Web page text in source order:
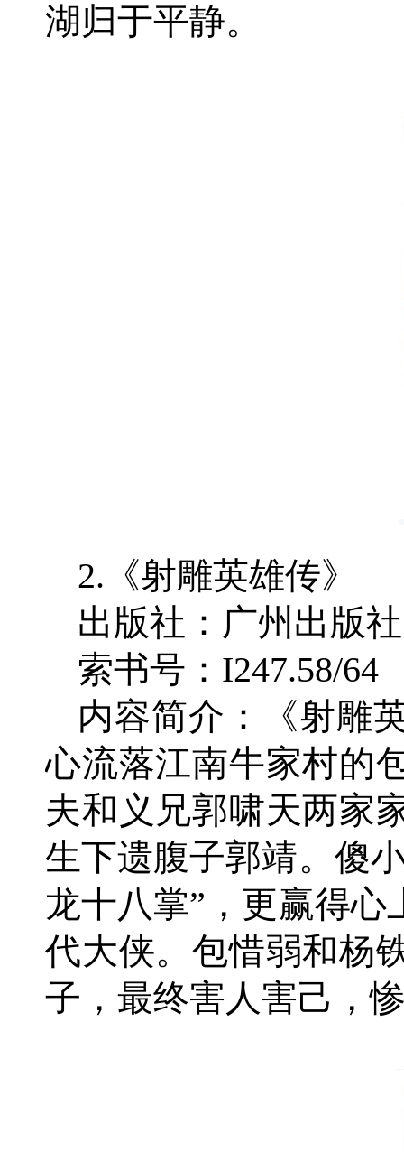
湖归于平静。
2.《射雕英雄传》
出版社：广州出版社
索书号：I247.58/64
内容简介：《射雕
心流落江南牛家村的
夫和义兄郭啸天两家
生下遗腹子郭靖。傻
龙十八掌”，更赢得
代大侠。包惜弱和杨
子，最终害人害己，